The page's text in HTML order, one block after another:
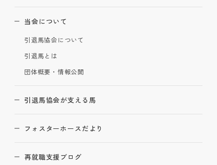
当会について
引退馬協会について
引退馬とは
団体概要・情報公開
引退馬協会が支える馬
フォスターホースだより
再就職支援ブログ